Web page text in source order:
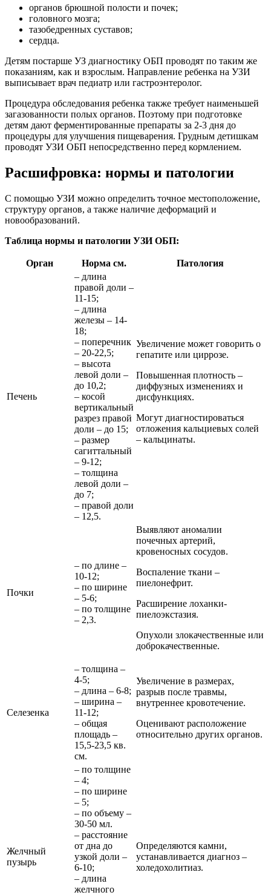
органов брюшной полости и почек;
головного мозга;
тазобедренных суставов;
сердца.
Детям постарше УЗ диагностику ОБП проводят по таким же
показаниям, как и взрослым. Направление ребенка на УЗИ
выписывает врач педиатр или гастроэнтеролог.
Процедура обследования ребенка также требует наименьшей
загазованности полых органов. Поэтому при подготовке
детям дают ферментированные препараты за 2-3 дня до
процедуры для улучшения пищеварения. Грудным детишкам
проводят УЗИ ОБП непосредственно перед кормлением.
Расшифровка: нормы и патологии
С помощью УЗИ можно определить точное местоположение,
структуру органов, а также наличие деформаций и
новообразований.
Таблица нормы и патологии УЗИ ОБП:
Орган Норма см. Патология
Печень
– длина
правой доли –
11-15;
– длина
железы – 14-
18;
– поперечник
– 20-22,5;
– высота
левой доли –
до 10,2;
– косой
вертикальный
разрез правой
доли – до 15;
– размер
сагиттальный
– 9-12;
– толщина
левой доли –
до 7;
– правой доли
– 12,5.
Увеличение может говорить о
гепатите или циррозе.
Повышенная плотность –
диффузных изменениях и
дисфункциях.
Могут диагностироваться
отложения кальциевых солей
– кальцинаты.
Почки
– по длине –
10-12;
– по ширине
– 5-6;
– по толщине
– 2,3.
Выявляют аномалии
почечных артерий,
кровеносных сосудов.
Воспаление ткани –
пиелонефрит.
Расширение лоханки-
пиелоэкстазия.
Опухоли злокачественные или
доброкачественные.
Селезенка
– толщина –
4-5;
– длина – 6-8;
– ширина –
11-12;
– общая
площадь –
15,5-23,5 кв.
см.
Увеличение в размерах,
разрыв после травмы,
внутреннее кровотечение.
Оценивают расположение
относительно других органов.
Желчный
пузырь
– по толщине
– 4;
– по ширине
– 5;
– по объему –
30-50 мл.
– расстояние
от дна до
узкой доли –
6-10;
– длина
желчного
Определяются камни,
устанавливается диагноз –
холедохолитиаз.